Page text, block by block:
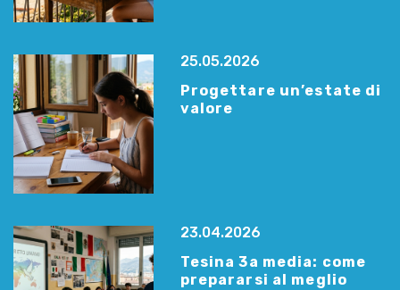
25.05.2026
Progettare un’estate di
valore
23.04.2026
Tesina 3a media: come
prepararsi al meglio